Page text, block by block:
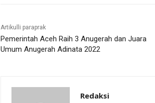
Artikulli paraprak
Pemerintah Aceh Raih 3 Anugerah dan Juara
Umum Anugerah Adinata 2022
Redaksi